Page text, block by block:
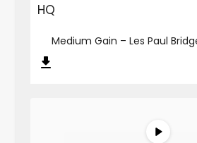
HQ
Medium Gain – Les Paul